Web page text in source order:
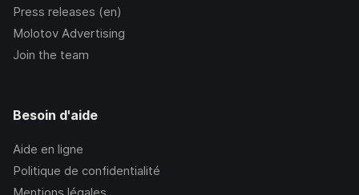
Press releases (en)
Molotov Advertising
Join the team
Besoin d'aide
Aide en ligne
Politique de confidentialité